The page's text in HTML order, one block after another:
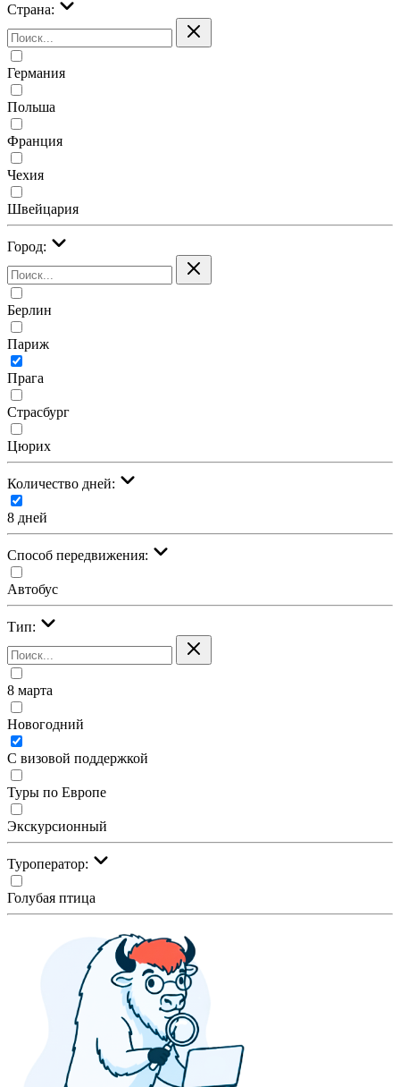
Страна:
Германия
Польша
Франция
Чехия
Швейцария
Город:
Берлин
Париж
Прага
Страсбург
Цюрих
Количество дней:
8 дней
Cпособ передвижения:
Автобус
Тип:
8 марта
Новогодний
С визовой поддержкой
Туры по Европе
Экскурсионный
Туроператор:
Голубая птица